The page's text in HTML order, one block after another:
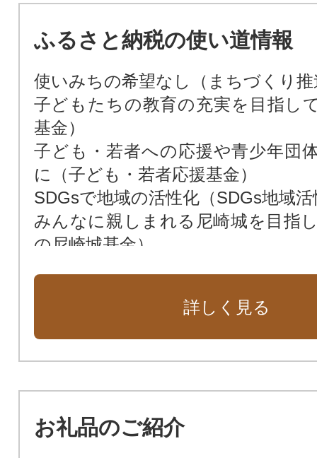
ふるさと納税の使い道情報
使いみちの希望なし（まちづくり推
子どもたちの教育の充実を目指し
基金）
子ども・若者への応援や青少年団
に（子ども・若者応援基金）
SDGsで地域の活性化（SDGs地域
みんなに親しまれる尼崎城を目指
の尼崎城基金）
市民福祉の向上のために（市民福祉
動物愛護のために（動物愛護基金）
新しい本庁舎を建設（新本庁舎建設
基金）
詳しく見る
お礼品のご紹介